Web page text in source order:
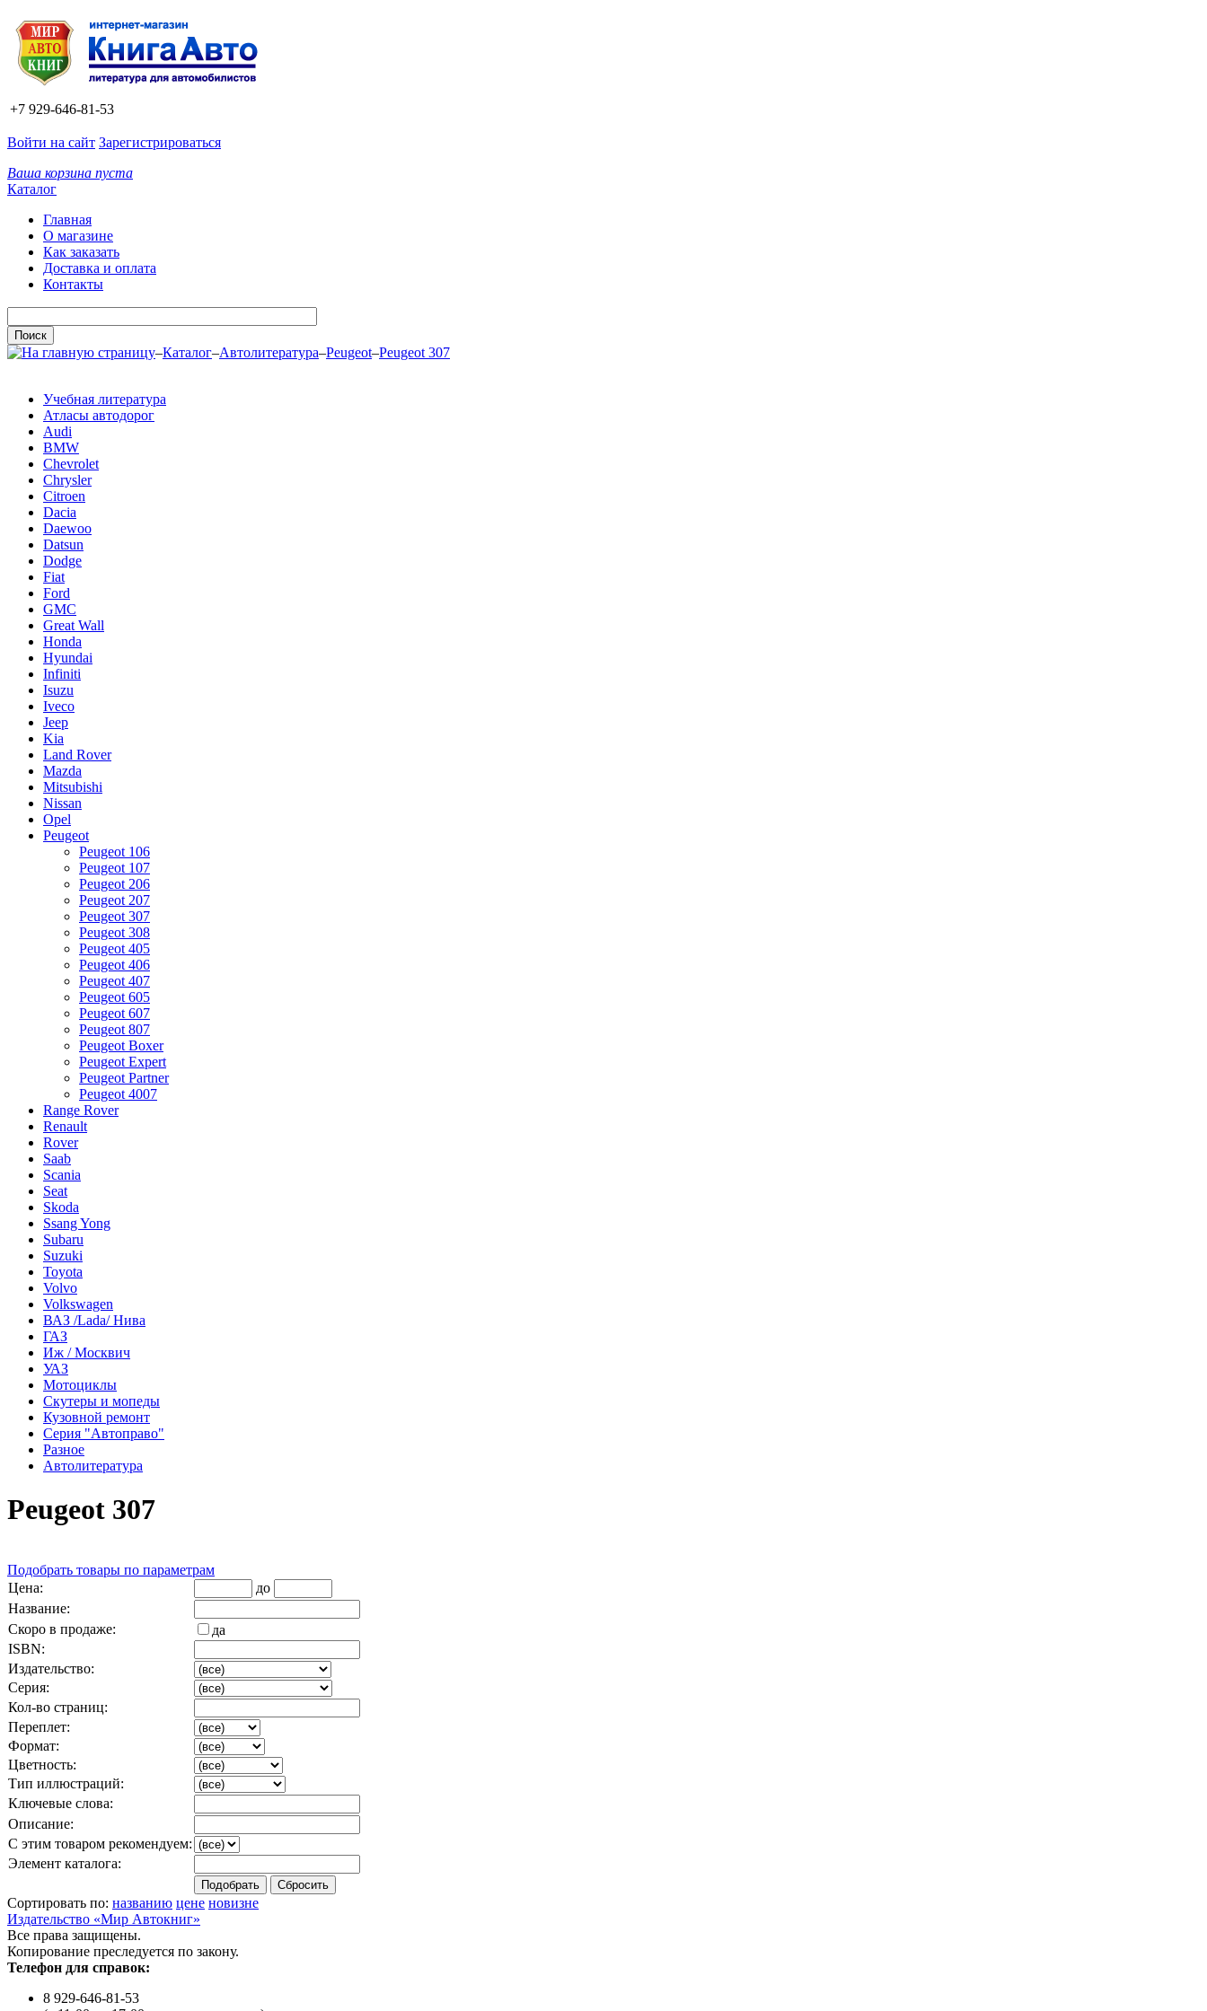
+7 929-646-81-53
Войти на сайт Зарегистрироваться
Ваша корзина пуста
Каталог
Главная
О магазине
Как заказать
Доставка и оплата
Контакты
–Каталог–Автолитература–Peugeot–Peugeot 307
Учебная литература
Атласы автодорог
Audi
BMW
Chevrolet
Chrysler
Citroen
Dacia
Daewoo
Datsun
Dodge
Fiat
Ford
GMC
Great Wall
Honda
Hyundai
Infiniti
Isuzu
Iveco
Jeep
Kia
Land Rover
Mazda
Mitsubishi
Nissan
Opel
Peugeot
Peugeot 106
Peugeot 107
Peugeot 206
Peugeot 207
Peugeot 307
Peugeot 308
Peugeot 405
Peugeot 406
Peugeot 407
Peugeot 605
Peugeot 607
Peugeot 807
Peugeot Boxer
Peugeot Expert
Peugeot Partner
Peugeot 4007
Range Rover
Renault
Rover
Saab
Scania
Seat
Skoda
Ssang Yong
Subaru
Suzuki
Toyota
Volvo
Volkswagen
ВАЗ /Lada/ Нива
ГАЗ
Иж / Москвич
УАЗ
Мотоциклы
Скутеры и мопеды
Кузовной ремонт
Серия "Автоправо"
Разное
Автолитература
Peugeot 307
Подобрать товары по параметрам
Цена:
до
Название:
Скоро в продаже:
да
ISBN:
Издательство:
Серия:
Кол-во страниц:
Переплет:
Формат:
Цветность:
Тип иллюстраций:
Ключевые слова:
Описание:
С этим товаром рекомендуем:
Элемент каталога:
Сортировать по: названию цене новизне
Издательство «Мир Автокниг»
Все права защищены.
Копирование преследуется по закону.
Телефон для справок:
8 929-646-81-53